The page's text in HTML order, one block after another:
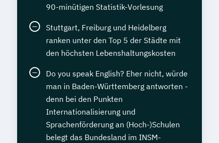
90-minütigen Statistik-Vorlesung
Stuttgart, Freiburg und Heidelberg
ranken unter den Top 5 der Städte mit
den höchsten Lebenshaltungskosten
Do you speak English? Eher nicht, würde
man in Baden-Württemberg antworten -
denn bei den Punkten
Internationalisierung und
Sprachenförderung an (Hoch-)Schulen
belegt das Bundesland im INSM-